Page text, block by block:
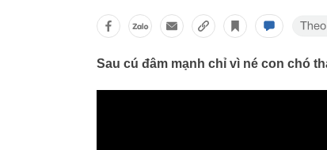
Sau cú đâm mạnh chỉ vì né con chó